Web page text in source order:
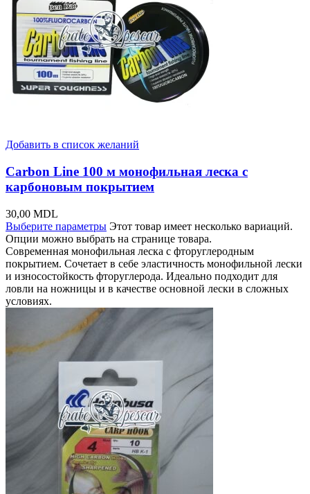
Добавить в список желаний
Carbon Line 100 м монофильная леска с
карбоновым покрытием
30,00 MDL
Выберите параметры Этот товар имеет несколько вариаций.
Опции можно выбрать на странице товара.
Современная монофильная леска с фторуглеродным
покрытием. Сочетает в себе эластичность монофильной лески
и износостойкость фторуглерода. Идеально подходит для
ловли на ножницы и в качестве основной лески в сложных
условиях.